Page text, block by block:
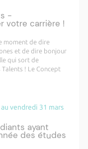
-
votre carrière !
moment de dire
et de dire bonjour
qui sort de
Talents ! Le Concept
vendredi 31 mars
ayant
des études